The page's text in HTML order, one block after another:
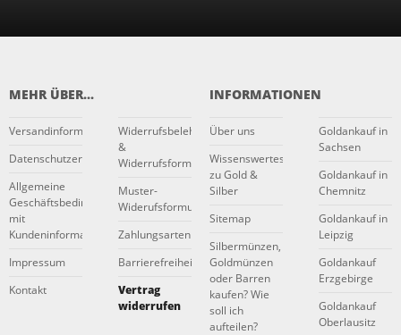
MEHR ÜBER...
Versandinformationen
Datenschutzerklärung
Allgemeine
Geschäftsbedingungen
mit
Kundeninformationen
Impressum
Kontakt
Widerrufsbelehrung
&
Widerrufsformular
Muster-
Widerufsformular
Zahlungsarten
Barrierefreiheitserklärung
Vertrag
widerrufen
INFORMATIONEN
Über uns
Wissenswertes
zu Gold &
Silber
Sitemap
Silbermünzen,
Goldmünzen
oder Barren
kaufen? Wie
soll ich
aufteilen?
Goldankauf in
Sachsen
Goldankauf in
Chemnitz
Goldankauf in
Leipzig
Goldankauf
Erzgebirge
Goldankauf
Oberlausitz